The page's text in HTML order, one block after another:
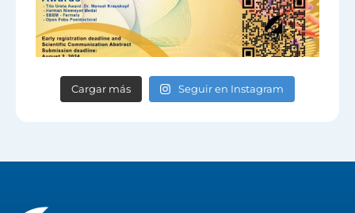
Cargar más Seguir en Instagram